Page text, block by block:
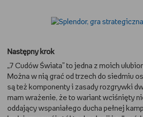
Następny krok
„7 Cudów Świata” to jedna z moich
Można w nią grać od trzech do siedmiu
są też komponenty i zasady rozgrywki
mam wrażenie, że to wariant wciśnięty
oddający wspaniałego ducha pełnej